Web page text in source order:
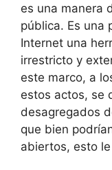
es una manera
pública. Es una
Internet una
irrestricto y
este marco, a
estos actos, se
desagregados
que bien
abiertos, esto